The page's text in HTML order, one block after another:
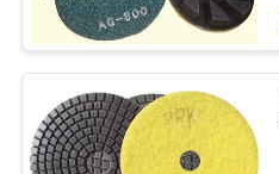
PRIVACY
POLICY